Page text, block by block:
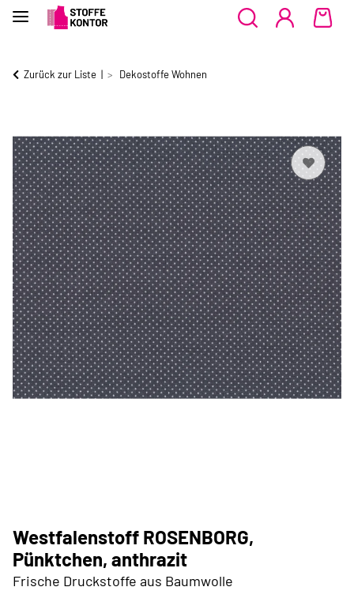
Zurück zur Liste Dekostoffe Wohnen
Westfalenstoff ROSENBORG,
Pünktchen, anthrazit
Frische Druckstoffe aus Baumwolle